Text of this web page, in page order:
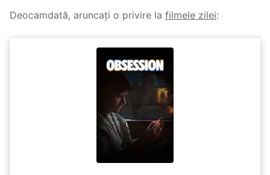
Deocamdată, aruncați o privire la filmele zilei: